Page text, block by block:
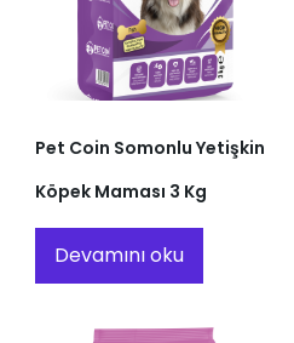
Pet Coin Somonlu Yetişkin
Köpek Maması 3 Kg
Devamını oku